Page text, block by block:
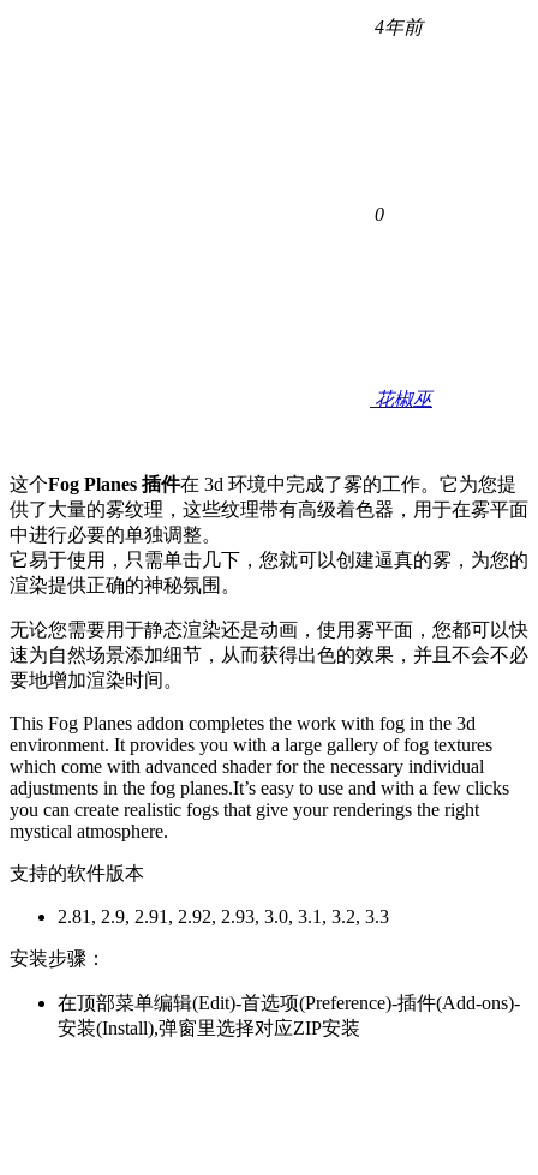
4年前
0
花椒巫
这个Fog Planes 插件在 3d 环境中完成了雾的工作。它为您提
供了大量的雾纹理，这些纹理带有高级着色器，用于在雾平面
中进行必要的单独调整。
它易于使用，只需单击几下，您就可以创建逼真的雾，为您的
渲染提供正确的神秘氛围。
无论您需要用于静态渲染还是动画，使用雾平面，您都可以快
速为自然场景添加细节，从而获得出色的效果，并且不会不必
要地增加渲染时间。
This Fog Planes addon completes the work with fog in the 3d
environment. It provides you with a large gallery of fog textures
which come with advanced shader for the necessary individual
adjustments in the fog planes.It’s easy to use and with a few clicks
you can create realistic fogs that give your renderings the right
mystical atmosphere.
支持的软件版本
2.81, 2.9, 2.91, 2.92, 2.93, 3.0, 3.1, 3.2, 3.3
安装步骤：
在顶部菜单编辑(Edit)-首选项(Preference)-插件(Add-ons)-
安装(Install),弹窗里选择对应ZIP安装